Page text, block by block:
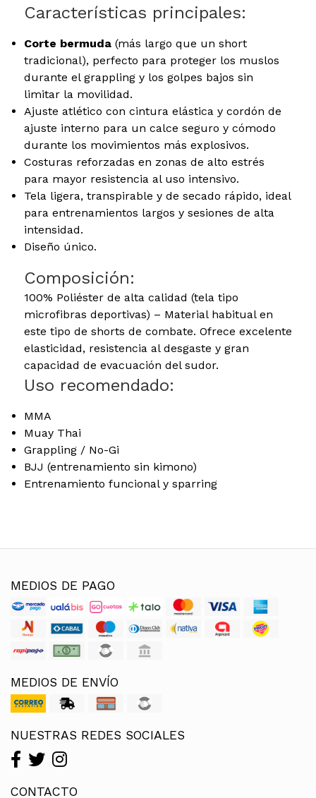
Características principales:
Corte bermuda(más largo que un short
tradicional), perfecto para proteger los muslos
durante el grappling y los golpes bajos sin
limitar la movilidad.
Ajuste atlético con cintura elástica y cordón de
ajuste interno para un calce seguro y cómodo
durante los movimientos más explosivos.
Costuras reforzadas en zonas de alto estrés
para mayor resistencia al uso intensivo.
Tela ligera, transpirable y de secado rápido, ideal
para entrenamientos largos y sesiones de alta
intensidad.
Diseño único.
Composición:
100% Poliéster de alta calidad (tela tipo
microfibras deportivas) – Material habitual en
este tipo de shorts de combate. Ofrece excelente
elasticidad, resistencia al desgaste y gran
capacidad de evacuación del sudor.
Uso recomendado:
MMA
Muay Thai
Grappling / No-Gi
BJJ (entrenamiento sin kimono)
Entrenamiento funcional y sparring
MEDIOS DE PAGO
MEDIOS DE ENVÍO
NUESTRAS REDES SOCIALES
CONTACTO